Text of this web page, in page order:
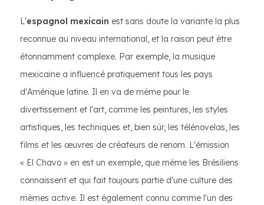
L'espagnol mexicain est sans doute la variante la plus
reconnue au niveau international, et la raison peut être
étonnamment complexe. Par exemple, la musique
mexicaine a influencé pratiquement tous les pays
d'Amérique latine. Il en va de même pour le
divertissement et l'art, comme les peintures, les styles
artistiques, les techniques et, bien sûr, les télénovelas, les
films et les œuvres de créateurs de renom. L'émission
« El Chavo » en est un exemple, que même les Brésiliens
connaissent et qui fait toujours partie d'une culture des
mèmes active. Il est également connu comme l'un des